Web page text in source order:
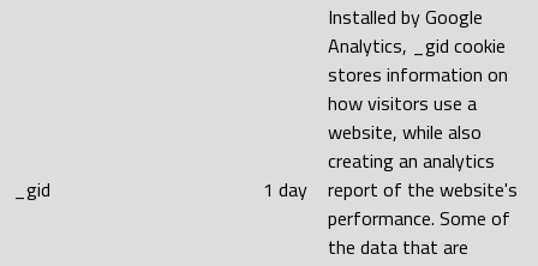
_gid 1 day
Installed by Google
Analytics, _gid cookie
stores information on
how visitors use a
website, while also
creating an analytics
report of the website's
performance. Some of
the data that are